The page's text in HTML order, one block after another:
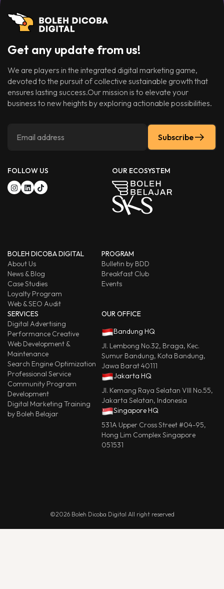
Get any update from us!
We are players in the integrated digital marketing game,
devoted to the pursuit of collective sustainable growth that
ensures lasting success.Our mission is to elevate your
business to new heights by exploring actionable possibilities.
Subscribe
FOLLOW US OUR ECOSYSTEM
BOLEH DICOBA DIGITAL
About Us
News & Blog
Case Studies
Loyalty Program
Web & SEO Audit
PROGRAM
Bulletin by BDD
Breakfast Club
Events
SERVICES
Digital Advertising
Performance Creative
Web Development &
Maintenance
Search Engine Optimization
Professional Service
Community Program
Development
Digital Marketing Training
by Boleh Belajar
OUR OFFICE
Bandung HQ
Jl. Lembong No.32, Braga, Kec.
Sumur Bandung, Kota Bandung,
Jawa Barat 40111
Jakarta HQ
Jl. Kemang Raya Selatan VIII No.55,
Jakarta Selatan, Indonesia
Singapore HQ
531A Upper Cross Street #04-95,
Hong Lim Complex Singapore
051531
©2026 Boleh Dicoba Digital All right reserved